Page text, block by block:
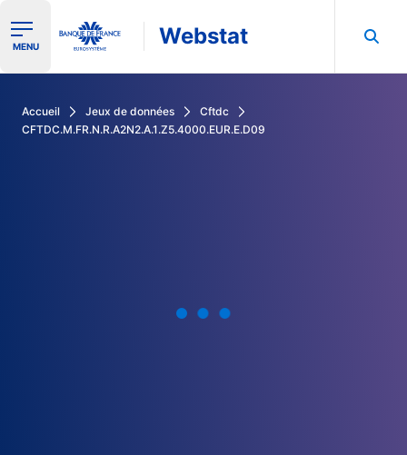
Ouvrir le menu de navigation
MENU Webstat
Accueil Jeux de données
Cftdc
CFTDC.M.FR.N.R.A2N2.A.1.Z5.4000.EUR.E.D09